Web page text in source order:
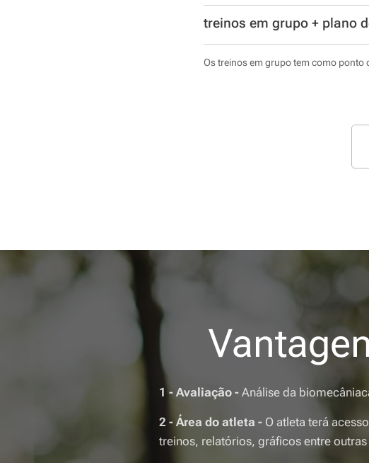
treinos em grupo + plano
Os treinos em grupo tem como ponto
1 - Avaliação - Análise da
2 - Área do atleta - O atleta terá
treinos, relatórios, gráficos entre